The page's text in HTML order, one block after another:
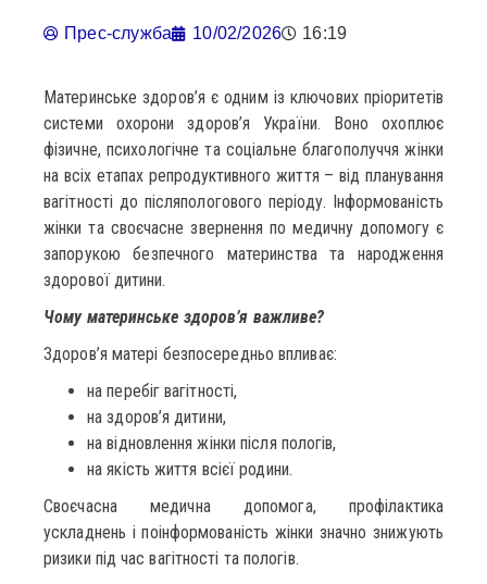
Прес-служба 10/02/2026 16:19
Материнське здоров’я є одним із ключових пріоритетів
системи охорони здоров’я України. Воно охоплює
фізичне, психологічне та соціальне благополуччя жінки
на всіх етапах репродуктивного життя – від планування
вагітності до післяпологового періоду. Інформованість
жінки та своєчасне звернення по медичну допомогу є
запорукою безпечного материнства та народження
здорової дитини.
Чому материнське здоров’я важливе?
Здоров’я матері безпосередньо впливає:
на перебіг вагітності,
на здоров’я дитини,
на відновлення жінки після пологів,
на якість життя всієї родини.
Своєчасна медична допомога, профілактика
ускладнень і поінформованість жінки значно знижують
ризики під час вагітності та пологів.